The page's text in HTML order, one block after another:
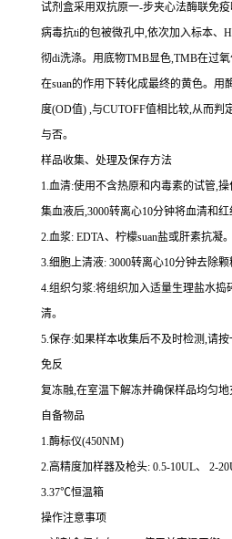
试剂盒采用双抗原一-步夹心法酶联免
病毒抗ti的包被微孔中,依次加入标本、
彻di洗涤。用底物TMB显色,TMB在过
在suan的作用下转化成最终的黄色。用
度(OD值) ,与CUTOFF值相比较,从而判
与否。
样品收集、处理及保存方法
1.血清:使用不含热原和内毒素的试管,
集血液后,3000转离心10分钟将血清和红
2.血浆: EDTA、柠檬suan盐或肝素抗凝。
3.细胞上清液: 3000转离心10分钟去除颗
4.组织匀浆:将组织加入适量生理盐水捣
清。
5.保存:如果样本收集后不及时检测,请按
免反
复冻融,在室温下解冻并确保样品均匀地
自备物品
1.酶标仪(450NM)
2.高精度加样器及枪头: 0.5-10UL、 2-
3.37℃恒温箱
操作注意事项